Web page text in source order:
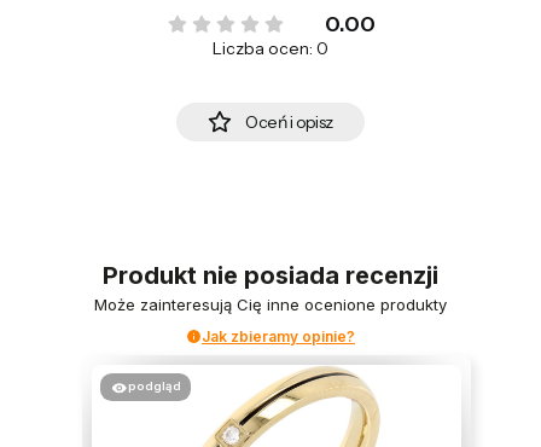
0.00
Liczba ocen: 0
Oceń i opisz
Produkt nie posiada recenzji
Może zainteresują Cię inne ocenione produkty
Jak zbieramy opinie?
podgląd